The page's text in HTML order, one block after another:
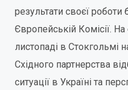
результати своєї
Європейській Комісії.
листопаді в Стокгольмі
Східного партнерства
ситуації в Україні та